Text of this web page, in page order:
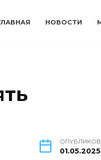
НОВОСТИ
01.05.2025